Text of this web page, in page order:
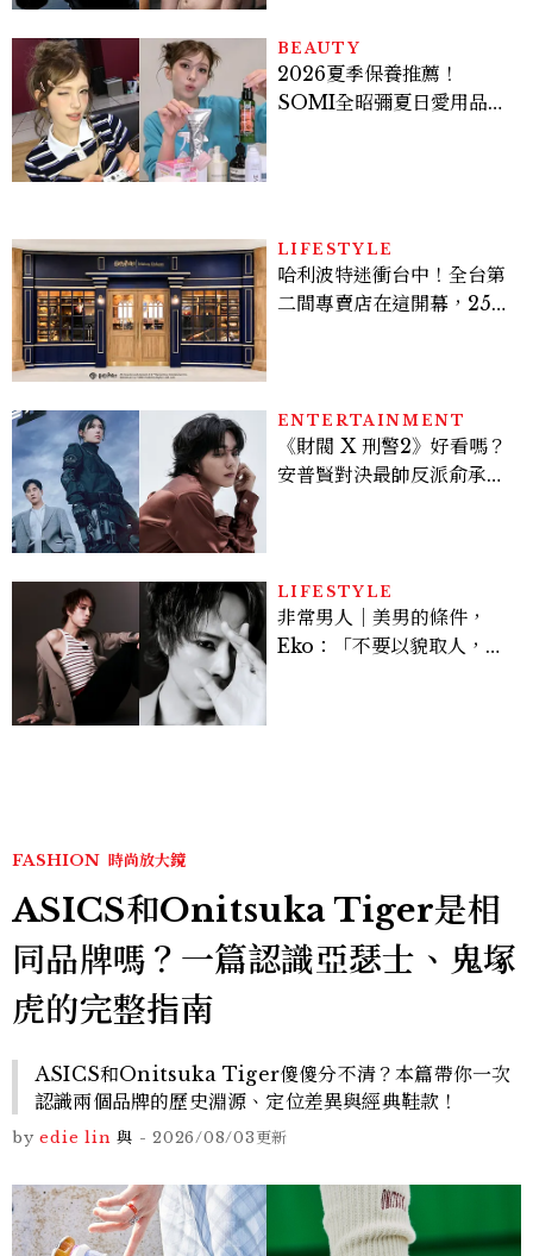
BEAUTY
2026夏季保養推薦！
SOMI全昭彌夏日愛用品公
LIFESTYLE
哈利波特迷衝台中！全台第
二間專賣店在這開幕，25週
ENTERTAINMENT
《財閥 X 刑警2》好看嗎？
安普賢對決最帥反派俞承
多大？
LIFESTYLE
非常男人｜美男的條件，
Eko：「不要以貌取人，內
FASHION 時尚放大鏡
ASICS和Onitsuka Tiger是相
同品牌嗎？一篇認識亞瑟士、鬼塚
虎的完整指南
ASICS和Onitsuka Tiger傻傻分不清？本篇帶你一次
認識兩個品牌的歷史淵源、定位差異與經典鞋款！
by edie lin 與 - 2026/08/03更新